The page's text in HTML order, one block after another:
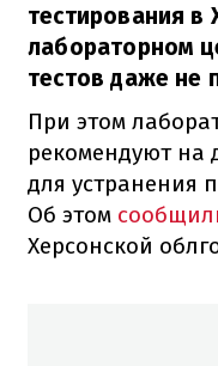
тестирования в
лабораторном
тестов даже не
При этом
рекомендуют на
для устранения
Об этом
Херсонской